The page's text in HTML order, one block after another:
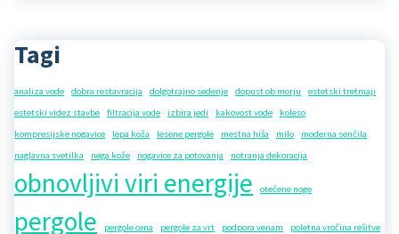
Tagi
analiza vode dobra restavracija dolgotrajno sedenje dopust ob morju
estetski tretmaji
estetski videz stavbe
filtracija vode izbira jedi kakovost vode
koleso
kompresijske nogavice
lepa koža lesene pergole mestna hiša milo
moderna senčila
naglavna svetilka
nega kože nogavice za potovanja notranja dekoracija
obnovljivi viri energije otečene noge
pergole pergole cena pergole za vrt podpora venam poletna vročina rešitve